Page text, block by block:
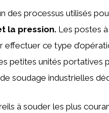
des processus utilisés
la pression. Les postes
effectuer ce type
petites unités portatives
soudage industrielles
à souder les plus